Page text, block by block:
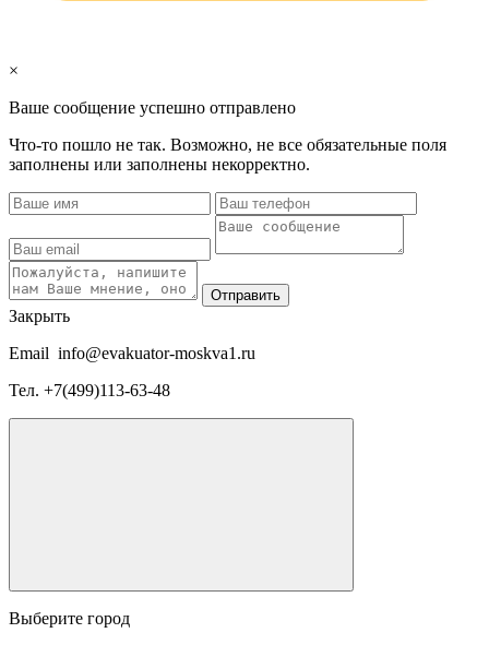
×
Ваше сообщение успешно отправлено
Что-то пошло не так. Возможно, не все обязательные поля
заполнены или заполнены некорректно.
Отправить
Закрыть
Email info@evakuator-moskva1.ru
Тел. +7(499)113-63-48
Выберите город